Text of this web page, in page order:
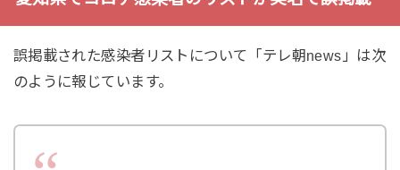
誤掲載された感染者リストについて「テレ朝news」は次
のように報じています。